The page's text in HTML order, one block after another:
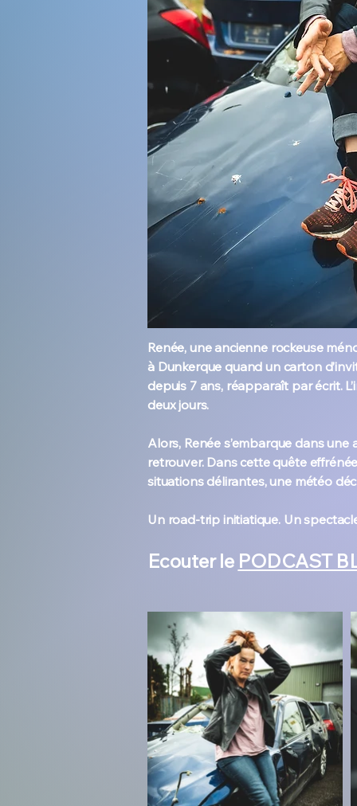
Renée, une ancienne rockeuse
à Dunkerque quand un carton
depuis 7 ans, réapparaît par écrit.
deux jours.
Alors, Renée s’embarque dans
retrouver. Dans cette quête
situations délirantes, une météo
Un road-trip initiatique. Un
Ecouter le PODCAST